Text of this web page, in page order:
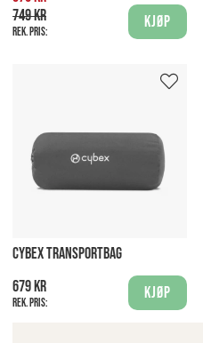
749 kr
Rek. pris:
Kjøp
CYBEX TRANSPORTBAG
679 kr
Rek. pris:
Kjøp